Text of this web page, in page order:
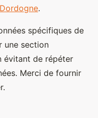
.
spécifiques de
une section
évitant de répéter
Merci de fournir